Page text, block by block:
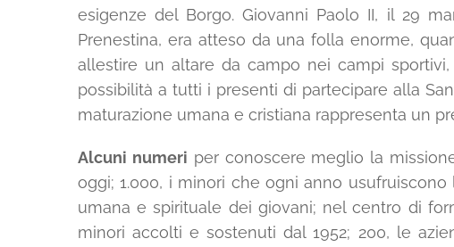
esigenze del Borgo. Giovanni Paolo II, il 29
Prenestina, era atteso da una folla enorme,
allestire un altare da campo nei campi
possibilità a tutti i presenti di partecipare alla
maturazione umana e cristiana rappresenta un
Alcuni numeri per conoscere meglio la
oggi; 1.000, i minori che ogni anno
umana e spirituale dei giovani; nel centro di
minori accolti e sostenuti dal 1952; 200, le